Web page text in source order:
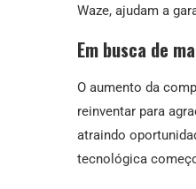
Waze, ajudam a
Em busca de
O aumento da
reinventar para
atraindo
tecnológica